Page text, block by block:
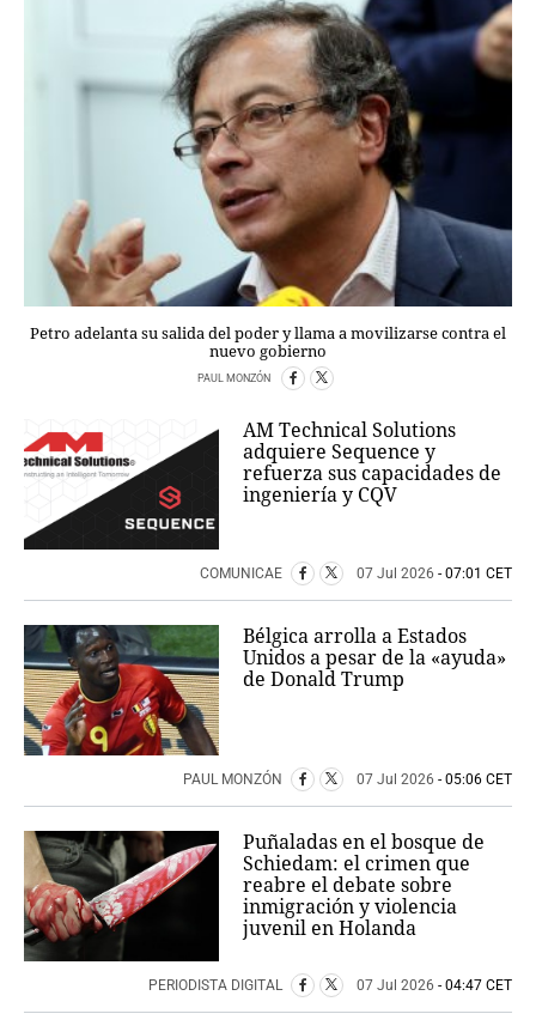
Petro adelanta su salida del poder y llama a movilizarse contra el
nuevo gobierno
PAUL MONZÓN
AM Technical Solutions
adquiere Sequence y
refuerza sus capacidades de
ingeniería y CQV
COMUNICAE 07 Jul 2026 - 07:01 CET
Bélgica arrolla a Estados
Unidos a pesar de la «ayuda»
de Donald Trump
PAUL MONZÓN 07 Jul 2026 - 05:06 CET
Puñaladas en el bosque de
Schiedam: el crimen que
reabre el debate sobre
inmigración y violencia
juvenil en Holanda
PERIODISTA DIGITAL 07 Jul 2026 - 04:47 CET